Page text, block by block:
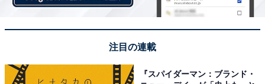
注目の連載
『スパイダーマン：ブランド・